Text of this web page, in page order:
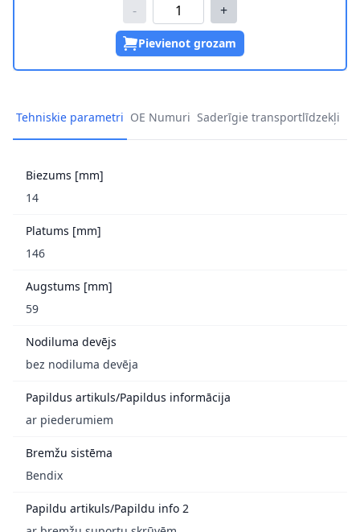
- +
Pievienot grozam
Tehniskie parametri OE Numuri Saderīgie transportlīdzekļi
Biezums [mm]
14
Platums [mm]
146
Augstums [mm]
59
Nodiluma devējs
bez nodiluma devēja
Papildus artikuls/Papildus informācija
ar piederumiem
Bremžu sistēma
Bendix
Papildu artikuls/Papildu info 2